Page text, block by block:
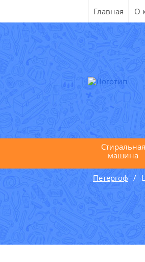
Главная О
Стиральная
машина
Петергоф